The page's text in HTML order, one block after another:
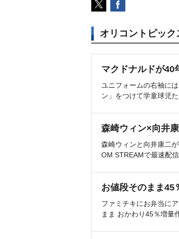
オリコントピック
マクドナルドが40
ユニフォームの右袖に
ン」をつけて学童球児
森崎ウィン×向井
森崎ウィンと向井康二
OM STREAMで最速配
お値段そのまま45
ファミチキにお弁当に
まま おかわり45％増量